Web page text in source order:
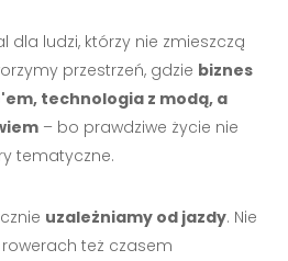
dla ludzi, którzy nie zmieszczą
przestrzeń, gdzie biznes
technologia z modą, a
– bo prawdziwe życie nie
tematyczne.
uzależniamy od jazdy. Nie
też czasem